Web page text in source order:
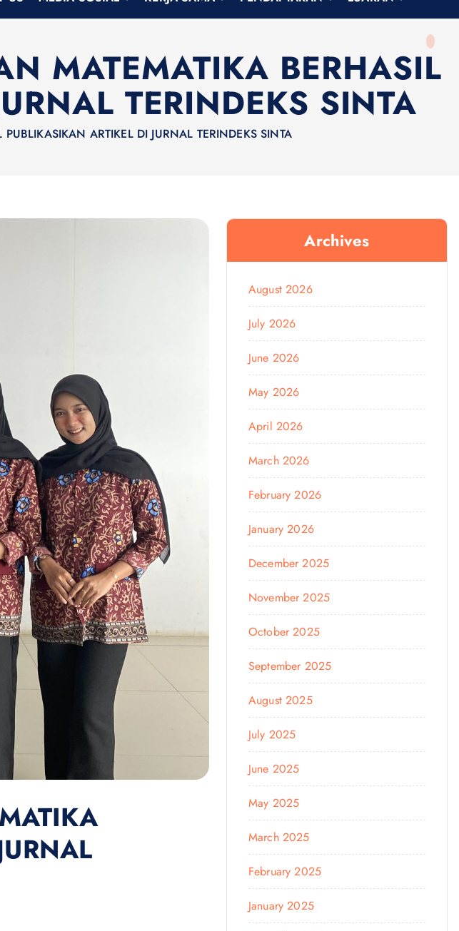
MATEMATIKA BERHASIL
TERINDEKS SINTA
ARTIKEL DI JURNAL TERINDEKS SINTA
Archives
August 2026
July 2026
June 2026
May 2026
April 2026
March 2026
February 2026
January 2026
December 2025
November 2025
October 2025
September 2025
August 2025
July 2025
June 2025
May 2025
March 2025
February 2025
January 2025